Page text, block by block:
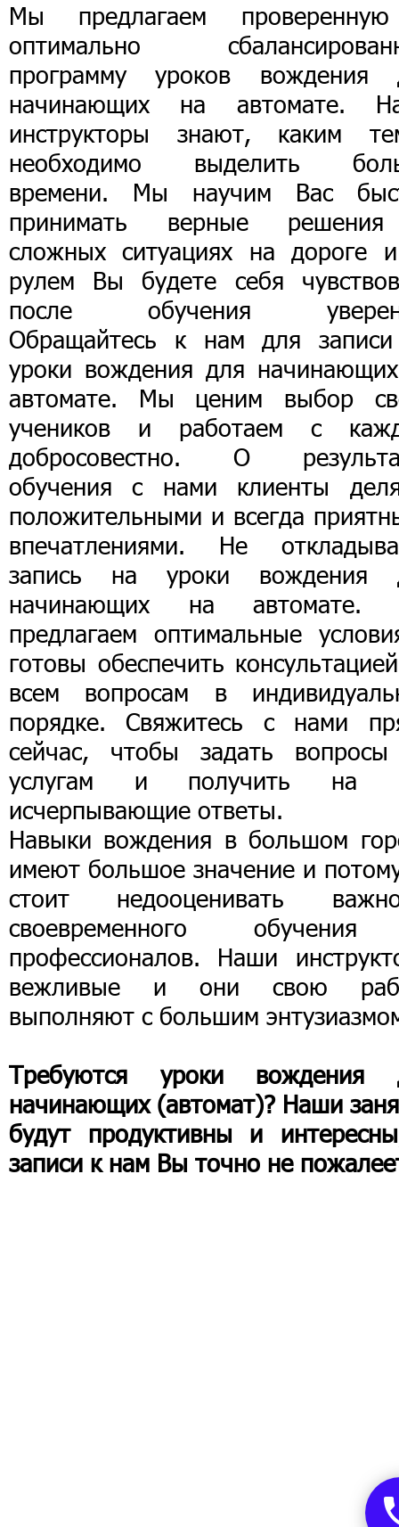
Мы предлагаем
оптимально
программу уроков вождения
начинающих на автомате.
инструкторы знают, каким
необходимо выделить
времени. Мы научим Вас
принимать верные
сложных ситуациях на дороге
рулем Вы будете себя
после обучения
Обращайтесь к нам для
уроки вождения для
автомате. Мы ценим выбор
учеников и работаем с
добросовестно. О
обучения с нами клиенты
положительными и всегда
впечатлениями. Не
запись на уроки вождения
начинающих на автомате.
предлагаем оптимальные
готовы обеспечить
всем вопросам в
порядке. Свяжитесь с нами
сейчас, чтобы задать
услугам и получить на
исчерпывающие ответы.
Навыки вождения в большом
имеют большое значение и
стоит недооценивать
своевременного
профессионалов. Наши
вежливые и они свою
выполняют с большим
Требуются уроки вождения
начинающих (автомат)? Наши
будут продуктивны и
записи к нам Вы точно не